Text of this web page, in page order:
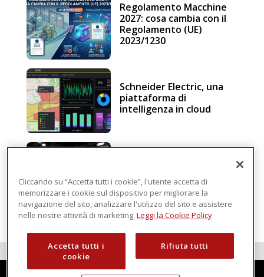
Regolamento Macchine
2027: cosa cambia con il
Regolamento (UE)
2023/1230
Schneider Electric, una
piattaforma di
intelligenza in cloud
Regolamento macchine
Cliccando su “Accetta tutti i cookie”, l'utente accetta di
memorizzare i cookie sul dispositivo per migliorare la
navigazione del sito, analizzare l'utilizzo del sito e assistere
nelle nostre attività di marketing. Leggi la Cookie Policy
Accetta tutti i
cookie
Rifiuta tutti